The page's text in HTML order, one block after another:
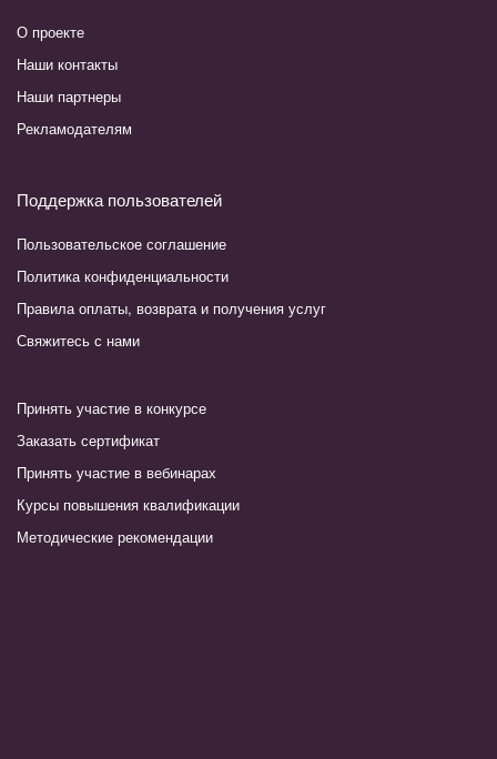
О проекте
Наши контакты
Наши партнеры
Рекламодателям
Поддержка пользователей
Пользовательское соглашение
Политика конфиденциальности
Правила оплаты, возврата и получения услуг
Свяжитесь с нами
Принять участие в конкурсе
Заказать сертификат
Принять участие в вебинарах
Курсы повышения квалификации
Методические рекомендации